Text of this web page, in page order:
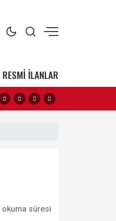
RESMİ İLANLAR
okuma süresi